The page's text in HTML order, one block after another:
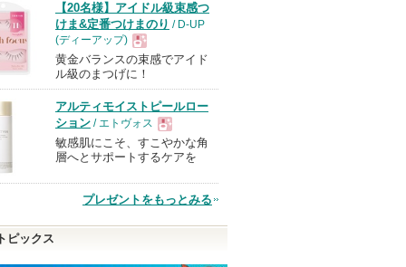
【20名様】アイドル級束感つ
けま&定番つけまのり / D-UP
(ディーアップ)
現
品
黄金バランスの束感でアイド
ル級のまつげに！
アルティモイストピールロー
ション / エトヴォス
現
品
敏感肌にこそ、すこやかな角
層へとサポートするケアを
プレゼントをもっとみる
ピックス